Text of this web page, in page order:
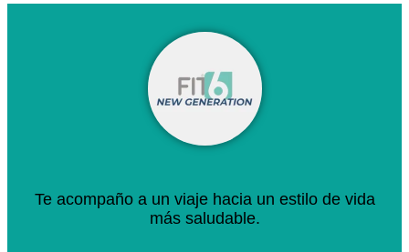
Te acompaño a un viaje hacia un estilo de vida
más saludable.